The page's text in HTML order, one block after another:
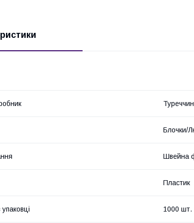
Блочки/
Швейна
Пластик
упаковці 1000 шт.